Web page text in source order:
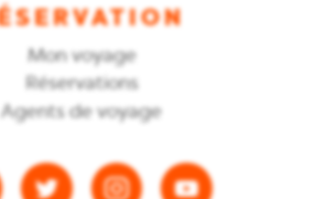
Mon voyage
Réservations
Agents de voyage